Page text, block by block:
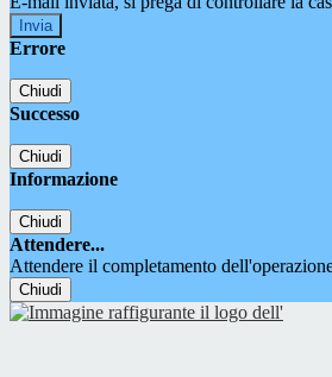
Errore
Chiudi
Successo
Chiudi
Informazione
Chiudi
Attendere...
Attendere il completamento
Chiudi